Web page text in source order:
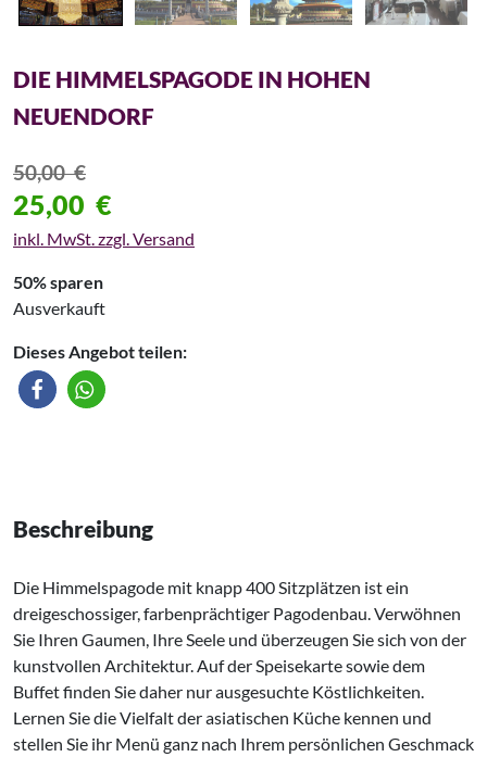
DIE HIMMELSPAGODE IN HOHEN
NEUENDORF
50,00€
25,00 €
inkl. MwSt. zzgl. Versand
50% sparen
Ausverkauft
Dieses Angebot teilen:
Beschreibung
Die Himmelspagode mit knapp 400 Sitzplätzen ist ein
dreigeschossiger, farbenprächtiger Pagodenbau. Verwöhnen
Sie Ihren Gaumen, Ihre Seele und überzeugen Sie sich von der
kunstvollen Architektur. Auf der Speisekarte sowie dem
Buffet finden Sie daher nur ausgesuchte Köstlichkeiten.
Lernen Sie die Vielfalt der asiatischen Küche kennen und
stellen Sie ihr Menü ganz nach Ihrem persönlichen Geschmack